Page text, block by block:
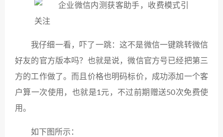
我仔细一看，吓了一跳：这不是微信一键跳转微信
好友的官方版本吗？也就是说，微信官方号已经把第三
方的工作做了。而且价格也明码标价，成功添加一个客
户算一次使用，也就是1元，不过前期赠送50次免费使
用。
如下图所示：